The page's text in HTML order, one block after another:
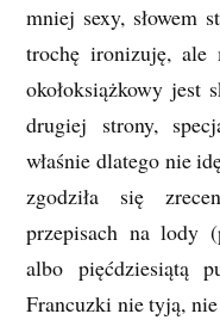
mniej sexy, słowem
trochę ironizuję, ale
okołoksiążkowy jest
drugiej strony,
właśnie dlatego nie
zgodziła się
przepisach na lody
albo pięćdziesiątą
Francuzki nie tyją,